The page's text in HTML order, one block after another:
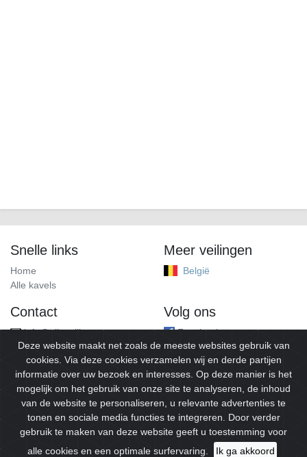
Snelle links
Home
Alle kavels
Meer veilingen
België
Contact
info@alleveilingen.net
Volg ons
Facebook
© 2026Alleveilingen.Alle rechten voorbehouden.
Deze website maakt net zoals de meeste websites gebruik van
cookies. Via deze cookies verzamelen wij en derde partijen
informatie over uw bezoek en interesses. Op deze manier is het
mogelijk om het gebruik van onze site te analyseren, de inhoud
van de website te personaliseren, u relevante advertenties te
tonen en sociale media functies te integreren. Door verder
gebruik te maken van deze website geeft u toestemming voor
alle cookies en een optimale surfervaring.
Ik ga akkoord